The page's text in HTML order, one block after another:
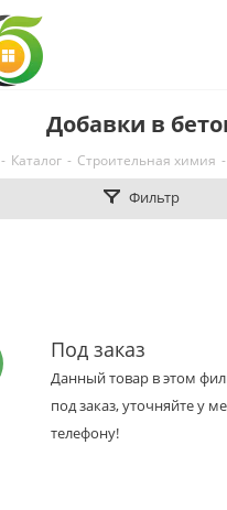
Добавки в
- Каталог - Строительная химия -
Фильтр
Под заказ
Данный товар в этом
под заказ, уточняйте у
телефону!